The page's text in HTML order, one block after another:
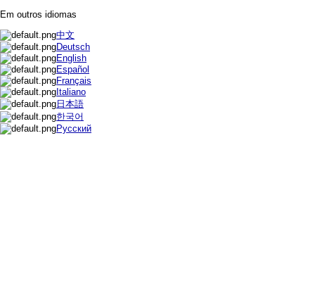
Em outros idiomas
中文
Deutsch
English
Español
Français
Italiano
日本語
한국어
Русский